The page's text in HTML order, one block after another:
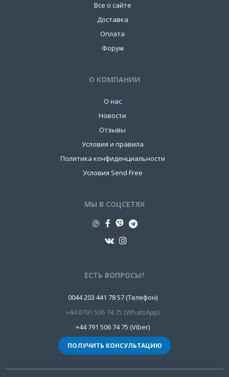
Все о сайте
Доставка
Оплата
Форум
О КОМПАНИИ
О нас
Новости
Отзывы
Условия и правила
Политика конфиденциальности
Условия Send Free
МЫ В СОЦСЕТЯХ
ЕСТЬ ВОПРОСЫ?
0044 203 441 78 57 (Телефон)
+44 0791 506 74 75 (WhatsApp)
+44 791 506 74 75 (Viber)
ПОЛУЧИТЬ КОНСУЛЬТАЦИЮ